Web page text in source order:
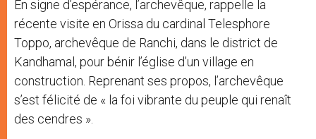
En signe d’espérance, l’archevêque, rappelle la
récente visite en Orissa du cardinal Telesphore
Toppo, archevêque de Ranchi, dans le district de
Kandhamal, pour bénir l’église d’un village en
construction. Reprenant ses propos, l’archevêque
s’est félicité de « la foi vibrante du peuple qui renaît
des cendres ».